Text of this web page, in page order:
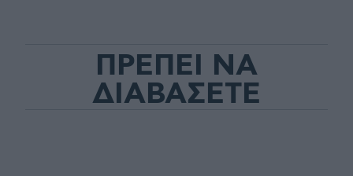
ΠΡΕΠΕΙ ΝΑ
ΔΙΑΒΑΣΕΤΕ